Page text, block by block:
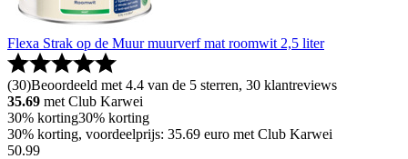
Flexa Strak op de Muur muurverf mat roomwit 2,5 liter
(30)Beoordeeld met 4.4 van de 5 sterren, 30 klantreviews
35.69 met Club Karwei
30% korting30% korting
30% korting, voordeelprijs: 35.69 euro met Club Karwei
50.99